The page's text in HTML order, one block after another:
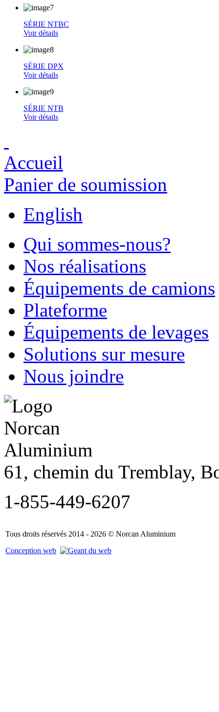
SÉRIE NTBC
Voir détails
SÉRIE DPX
Voir détails
SÉRIE NTB
Voir détails
Accueil
Panier de soumission
English
Qui sommes-nous?
Nos réalisations
Équipements de camions
Plateforme
Équipements de levages
Solutions sur mesure
Nous joindre
61, chemin du Tremblay,
1-855-449-6207
Tous droits réservés 2014 - 2026 © Norcan Aluminium
Conception web